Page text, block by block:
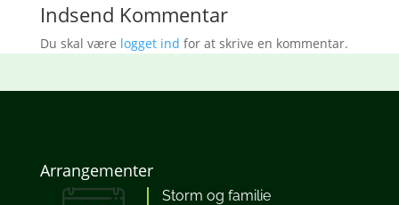
Indsend Kommentar
Du skal være logget ind for at skrive en kommentar.
Arrangementer
Storm og familie